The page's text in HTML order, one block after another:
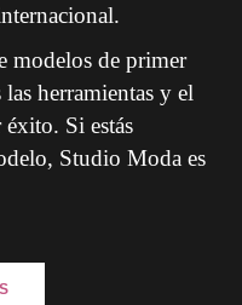
modelos de primer
herramientas y el
éxito. Si estás
Studio Moda es